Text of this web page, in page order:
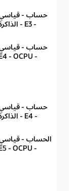
حساب - قياسي
حساب - قياسي
حساب - قياسي
الحساب - قياسي